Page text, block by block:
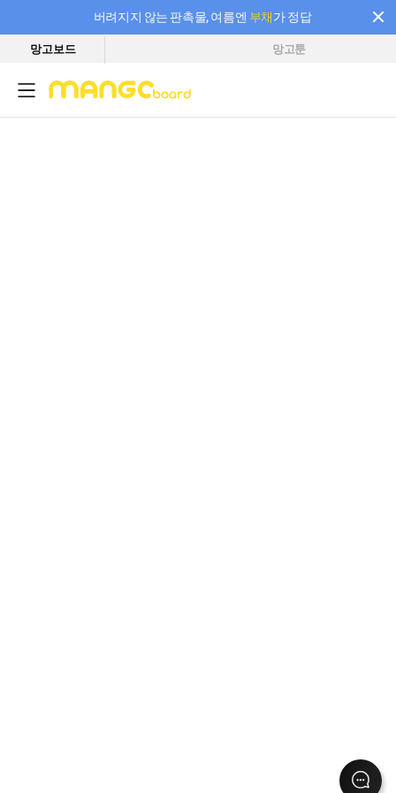
버려지지 않는 판촉물, 여름엔 부채가 정답
필요한 만큼 충전하고 끊김 없이 작업하세요! 새로워진 AI 부스터 요금제
망고보드 망고툰